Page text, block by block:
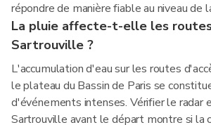
répondre de manière fiable au niveau de
La pluie affecte-t-elle les
Sartrouville ?
L'accumulation d'eau sur les routes
le plateau du Bassin de Paris se
d'événements intenses. Vérifier le radar
Sartrouville avant le départ montre si la